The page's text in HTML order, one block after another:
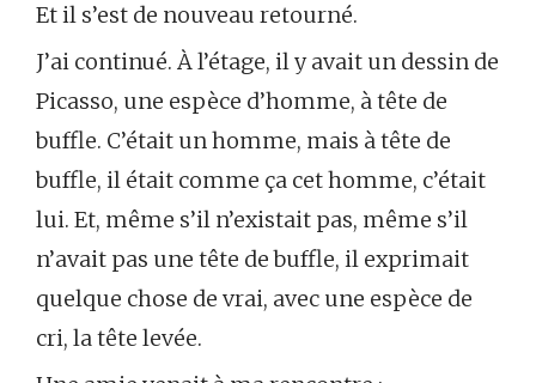
Et il s’est de nouveau retourné.
J’ai continué. À l’étage, il y avait un dessin de
Picasso, une espèce d’homme, à tête de
buffle. C’était un homme, mais à tête de
buffle, il était comme ça cet homme, c’était
lui. Et, même s’il n’existait pas, même s’il
n’avait pas une tête de buffle, il exprimait
quelque chose de vrai, avec une espèce de
cri, la tête levée.